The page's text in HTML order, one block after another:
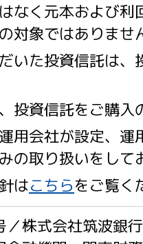
なく元本および
対象ではありませ
いた投資信託は
投資信託をご購
用会社が設定、
の取り扱いをして
はこちらをご覧く
／株式会社筑波銀行